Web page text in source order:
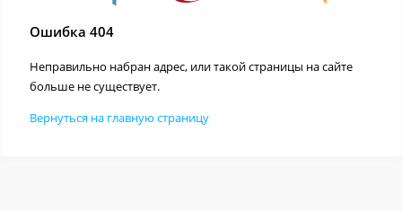
Ошибка 404
Неправильно набран адрес, или такой страницы на сайте
больше не существует.
Вернуться на главную страницу